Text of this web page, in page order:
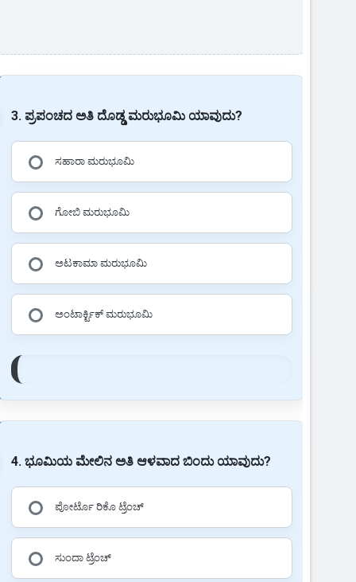
3. ಪ್ರಪಂಚದ ಅತಿ ದೊಡ್ಡ ಮರುಭೂಮಿ ಯಾವುದು?
ಸಹಾರಾ ಮರುಭೂಮಿ
ಗೋಬಿ ಮರುಭೂಮಿ
ಅಟಕಾಮಾ ಮರುಭೂಮಿ
ಅಂಟಾರ್ಕ್ಟಿಕ್ ಮರುಭೂಮಿ
4. ಭೂಮಿಯ ಮೇಲಿನ ಅತಿ ಆಳವಾದ ಬಿಂದು ಯಾವುದು?
ಪೋರ್ಟೊ ರಿಕೊ ಟ್ರೆಂಚ್
ಸುಂದಾ ಟ್ರೆಂಚ್